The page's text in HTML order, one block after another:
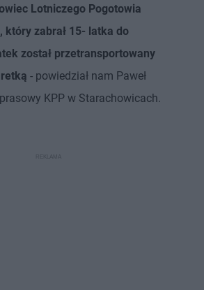
Lotniczego Pogotowia
który zabrał 15- latka do
został przetransportowany
- powiedział nam Paweł
KPP w Starachowicach.